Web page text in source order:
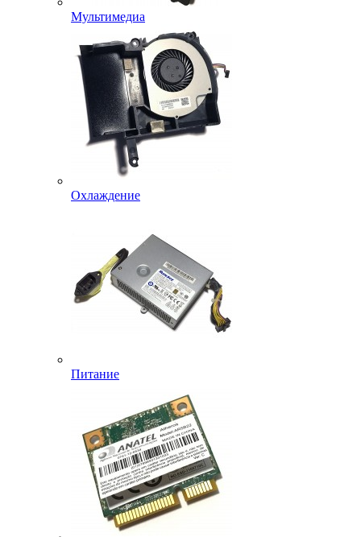
Мультимедиа
Охлаждение
Питание